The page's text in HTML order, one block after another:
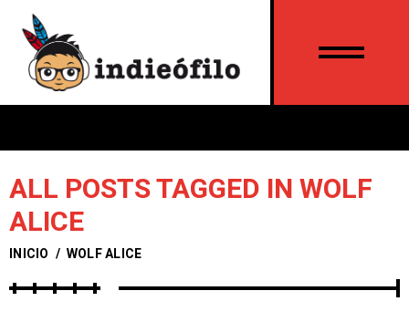
ALL POSTS TAGGED IN WOLF
ALICE
INICIO / WOLF ALICE